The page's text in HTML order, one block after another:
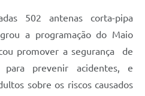
502 antenas corta-pipa
a programação do Maio
promover a segurança de
para prevenir acidentes, e
sobre os riscos causados